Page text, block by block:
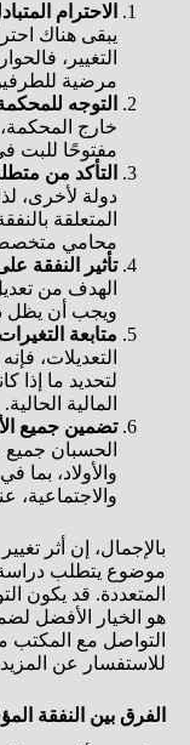
الاحترام
يبقى هناك
التغيير،
مرضية
التوجه
خارج
مفتوحًا للبت
التأكد من
دولة لأخرى،
المتعلقة
محامي
تأثير النفقة
الهدف من
ويجب أن يظل
متابعة
التعديلات،
لتحديد ما إذا
المالية الحالية.
تضمين جميع
الحسبان جميع
والأولاد، بما
والاجتماعية،
بالإجمال، إن أثر
موضوع يتطلب دراسة
المتعددة. قد يكون
هو الخيار الأفضل
للاستفسار عن
الفرق بين النفقة